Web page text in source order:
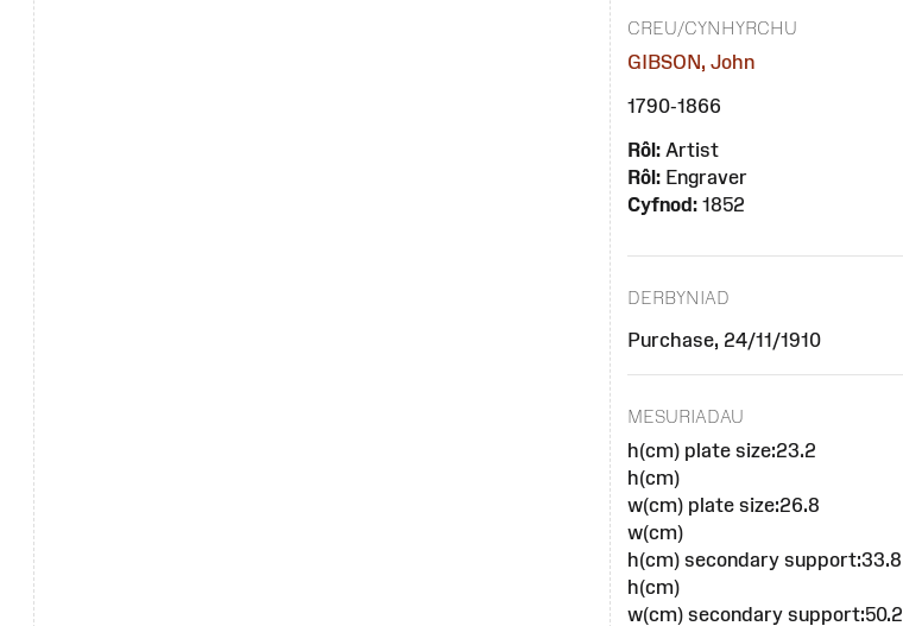
CREU/CYNHYRCHU
GIBSON, John
1790-1866
Rôl: Artist
Rôl: Engraver
Cyfnod: 1852
DERBYNIAD
Purchase, 24/11/1910
MESURIADAU
h(cm) plate size:23.2
h(cm)
w(cm) plate size:26.8
w(cm)
h(cm) secondary support:33.8
h(cm)
w(cm) secondary support:50.2